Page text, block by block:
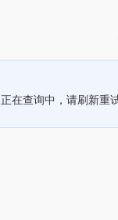
正在查询中，请刷新重